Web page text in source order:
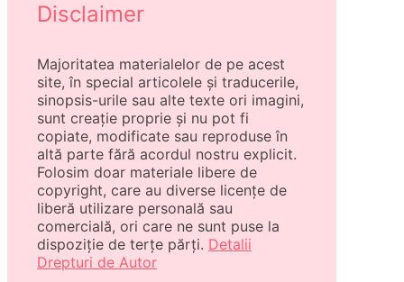
Disclaimer
Majoritatea materialelor de pe acest
site, în special articolele și traducerile,
sinopsis-urile sau alte texte ori imagini,
sunt creație proprie și nu pot fi
copiate, modificate sau reproduse în
altă parte fără acordul nostru explicit.
Folosim doar materiale libere de
copyright, care au diverse licențe de
liberă utilizare personală sau
comercială, ori care ne sunt puse la
dispoziție de terțe părți. Detalii
Drepturi de Autor